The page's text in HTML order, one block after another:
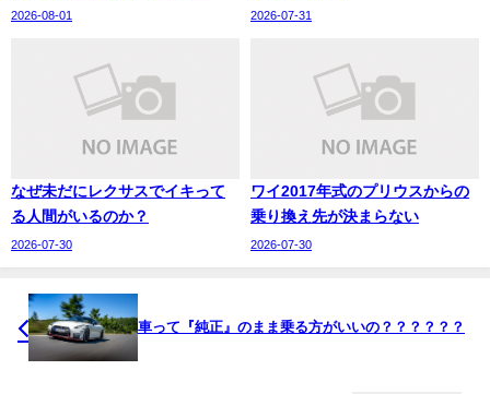
2026-08-01 2026-07-31
なぜ未だにレクサスでイキって
る人間がいるのか？
2026-07-30
ワイ2017年式のプリウスからの
乗り換え先が決まらない
2026-07-30
車って『純正』のまま乗る方がいいの？？？？？？